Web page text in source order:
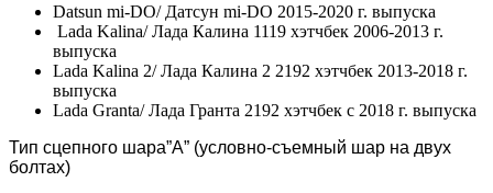
Datsun mi-DO/ Датсун mi-DO 2015-2020 г. выпуска
Lada Kalina/ Лада Калина 1119 хэтчбек 2006-2013 г.
выпуска
Lada Kalina 2/ Лада Калина 2 2192 хэтчбек 2013-2018 г.
выпуска
Lada Granta/ Лада Гранта 2192 хэтчбек с 2018 г. выпуска
Тип сцепного шара”А” (условно-съемный шар на двух
болтах)